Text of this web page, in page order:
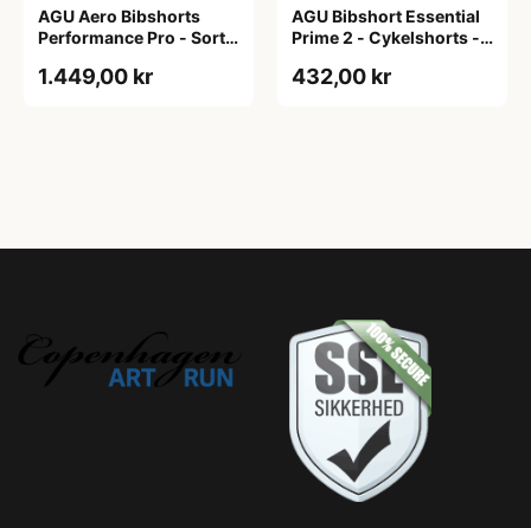
AGU Aero Bibshorts
Performance Pro - Sort -
1.449,00 kr
AGU Bibshort Essential
Prime 2 - Cykelshorts -
2XL
432,00 kr